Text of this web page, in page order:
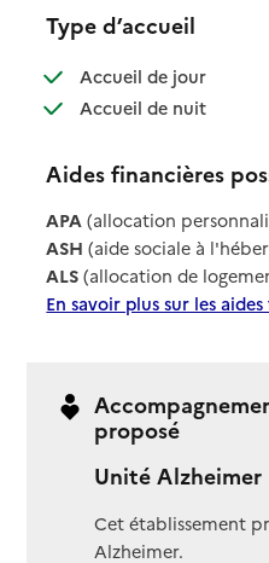
Type d’accueil
Accueil de jour: disponible
Accueil de nuit: disponible
Aides financières
APA (allocation
ASH (aide sociale à
ALS (allocation de
En savoir plus sur les
proposé
Unité Alzheimer
Cet établissement
Alzheimer.